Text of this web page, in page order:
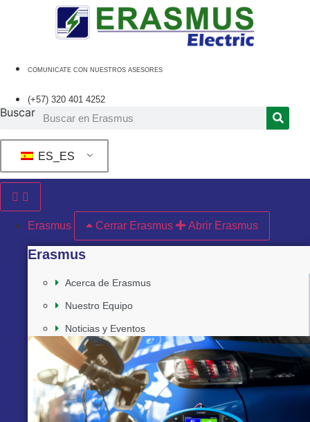
COMUNICATE CON NUESTROS ASESORES
(+57) 320 401 4252
Buscar
ES_ES
Erasmus Cerrar Erasmus Abrir Erasmus
Erasmus
Acerca de Erasmus
Nuestro Equipo
Noticias y Eventos